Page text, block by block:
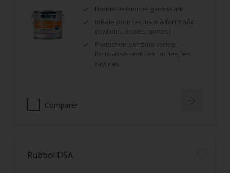
Bonne tension et garnissant
Idéale pour les lieux à fort trafic
(couloirs, écoles, portes)
Protection extrême contre
l'encrassement, les taches, les
rayures
Comparer
Rubbol DSA